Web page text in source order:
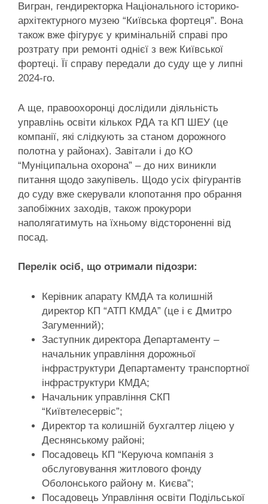
Вигран, гендиректорка Національного історико-
архітектурного музею “Київська фортеця”. Вона
також вже фігурує у кримінальній справі про
розтрату при ремонті однієї з веж Київської
фортеці. Її справу передали до суду ще у липні
2024-го.
А ще, правоохоронці дослідили діяльність
управлінь освіти кількох РДА та КП ШЕУ (це
компанії, які слідкують за станом дорожного
полотна у районах). Завітали і до КО
“Муніципальна охорона” – до них виникли
питання щодо закупівель. Щодо усіх фігурантів
до суду вже скерували клопотання про обрання
запобіжних заходів, також прокурори
наполягатимуть на їхньому відстороненні від
посад.
Перелік осіб, що отримали підозри:
Керівник апарату КМДА та колишній
директор КП “АТП КМДА” (це і є Дмитро
Загуменний);
Заступник директора Департаменту –
начальник управління дорожньої
інфраструктури Департаменту транспортної
інфраструктури КМДА;
Начальник управління СКП
“Київтелесервіс”;
Директор та колишній бухгалтер ліцею у
Деснянському районі;
Посадовець КП “Керуюча компанія з
обслуговування житлового фонду
Оболонського району м. Києва”;
Посадовець Управління освіти Подільської